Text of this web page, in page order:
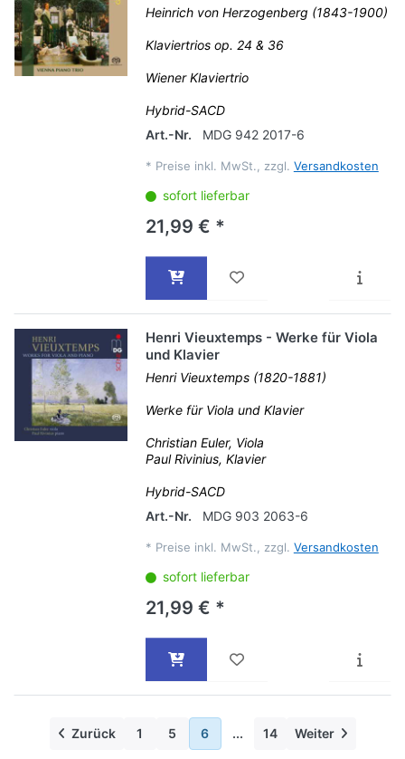
Heinrich von Herzogenberg (1843-1900)
Klaviertrios op. 24 & 36
Wiener Klaviertrio
Hybrid-SACD
Art.-Nr.
MDG 942 2017-6
* Preise inkl. MwSt., zzgl. Versandkosten
sofort lieferbar
21,99 € *
Henri Vieuxtemps - Werke für Viola
und Klavier
Henri Vieuxtemps (1820-1881)
Werke für Viola und Klavier
Christian Euler, Viola
Paul Rivinius, Klavier
Hybrid-SACD
Art.-Nr.
MDG 903 2063-6
* Preise inkl. MwSt., zzgl. Versandkosten
sofort lieferbar
21,99 € *
Zurück 1 5 6 ... 14 Weiter